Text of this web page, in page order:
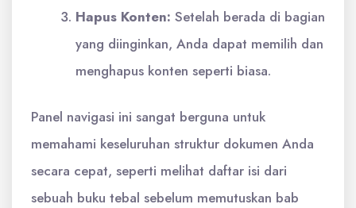
Hapus Konten: Setelah berada di bagian
yang diinginkan, Anda dapat memilih dan
menghapus konten seperti biasa.
Panel navigasi ini sangat berguna untuk
memahami keseluruhan struktur dokumen Anda
secara cepat, seperti melihat daftar isi dari
sebuah buku tebal sebelum memutuskan bab